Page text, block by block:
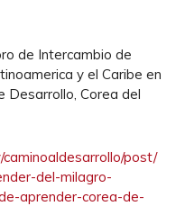
de Intercambio de
y el Caribe en
Desarrollo, Corea del
caminoaldesarrollo/post/
del-milagro-
aprender-corea-de-